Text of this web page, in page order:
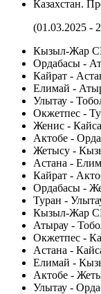
Казахстан.
(01.03.2025 -
Кызыл-Жар
Ордабасы -
Кайрат -
Елимай -
Улытау -
Окжетпес -
Женис -
Актобе -
Жетысу -
Астана -
Кайрат -
Ордабасы -
Туран -
Кызыл-Жар
Атырау -
Окжетпес -
Астана -
Елимай -
Актобе -
Улытау -